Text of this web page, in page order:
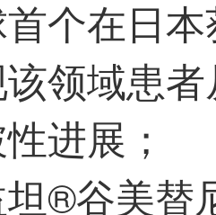
个在日
领域患
进展；
®谷美替